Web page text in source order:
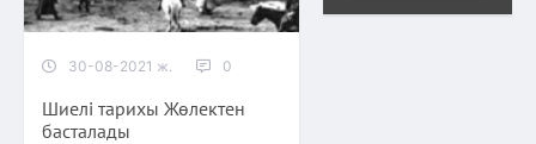
30-08-2021 ж. 0
Шиелі тарихы Жөлектен
басталады